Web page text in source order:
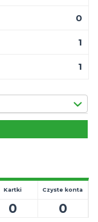
0
1
1
Kartki
0
Czyste konta
0